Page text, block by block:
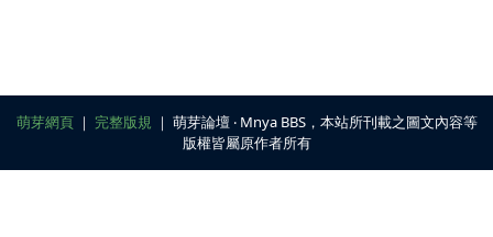
萌芽網頁｜ 完整版規 ｜ 萌芽論壇 ‧ Mnya BBS，本站所刊載之圖文內容等
版權皆屬原作者所有